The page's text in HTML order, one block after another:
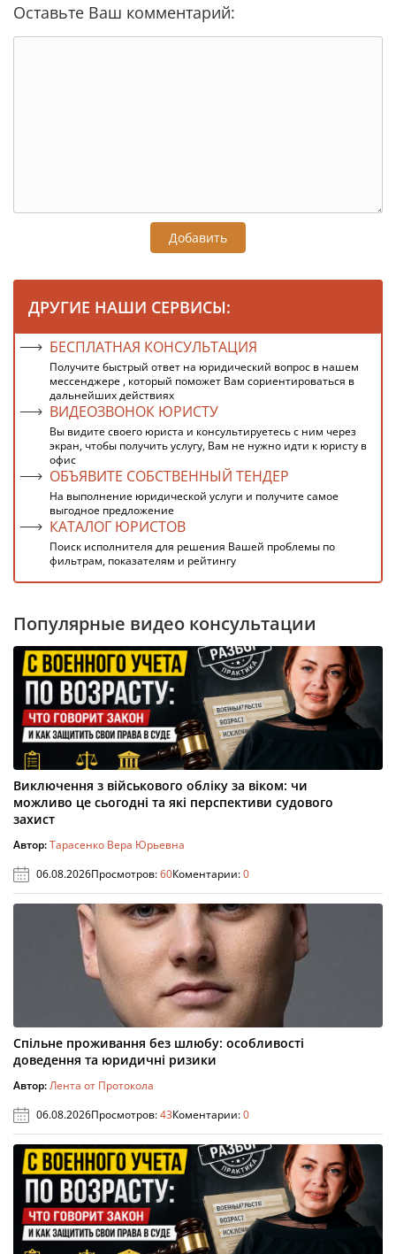
Оставьте Ваш комментарий:
Добавить
ДРУГИЕ НАШИ СЕРВИСЫ:
БЕСПЛАТНАЯ КОНСУЛЬТАЦИЯ
Получите быстрый ответ на юридический вопрос в нашем
мессенджере , который поможет Вам сориентироваться в
дальнейших действиях
ВИДЕОЗВОНОК ЮРИСТУ
Вы видите своего юриста и консультируетесь с ним через
экран, чтобы получить услугу, Вам не нужно идти к юристу в
офис
ОБЪЯВИТЕ СОБСТВЕННЫЙ ТЕНДЕР
На выполнение юридической услуги и получите самое
выгодное предложение
КАТАЛОГ ЮРИСТОВ
Поиск исполнителя для решения Вашей проблемы по
фильтрам, показателям и рейтингу
Популярные видео консультации
Виключення з військового обліку за віком: чи
можливо це сьогодні та які перспективи судового
захист
Автор:Тарасенко Вера Юрьевна
06.08.2026Просмотров:60Коментарии:0
Спільне проживання без шлюбу: особливості
доведення та юридичні ризики
Автор:Лента от Протокола
06.08.2026Просмотров:43Коментарии:0